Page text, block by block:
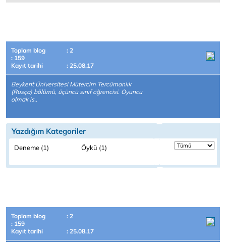
Toplam blog
: 2
: 159
Kayıt tarihi
: 25.08.17
Beykent Üniversitesi Mütercim Tercümanlık
(Rusça) bölümü, üçüncü sınıf öğrencisi. Oyuncu
olmak is..
Yazdığım Kategoriler
Deneme (1) Öykü (1)
Toplam blog
: 2
: 159
Kayıt tarihi
: 25.08.17